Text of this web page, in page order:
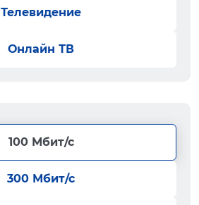
Телевидение
Онлайн ТВ
100 Мбит/с
300 Мбит/с